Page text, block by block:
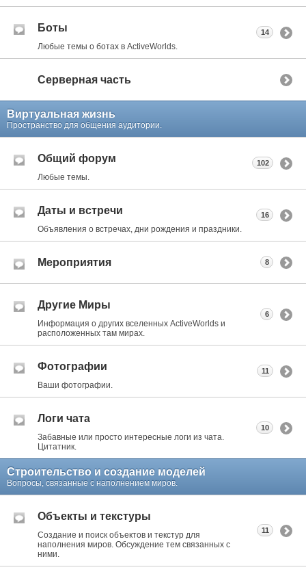
Боты
Любые темы о ботах в ActiveWorlds.
14
Серверная часть
Виртуальная жизнь
Пространство для общения аудитории.
Общий форум
Любые темы.
102
Даты и встречи
Объявления о встречах, дни рождения и праздники.
16
Мероприятия 8
Другие Миры
Информация о других вселенных ActiveWorlds и
расположенных там мирах.
6
Фотографии
Ваши фотографии.
11
Логи чата
Забавные или просто интересные логи из чата.
Цитатник.
10
Строительство и создание моделей
Вопросы, связанные с наполнением миров.
Объекты и текстуры
Создание и поиск объектов и текстур для
наполнения миров. Обсуждение тем связанных с
ними.
11